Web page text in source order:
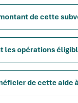
de cette
les opérations
de cette aide